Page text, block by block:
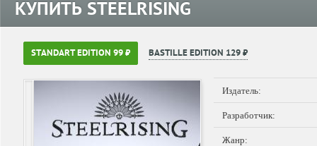
КУПИТЬ STEELRISING
STANDART EDITION 99 ₽ BASTILLE EDITION 129 ₽
Издатель:
Разработчик:
Жанр: